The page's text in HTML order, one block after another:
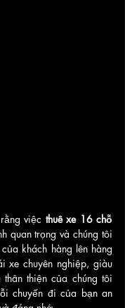
việc thuê xe 16 chỗ
quan trọng và chúng tôi
khách hàng lên hàng
xe chuyên nghiệp, giàu
thân thiện của chúng tôi
chuyến đi của bạn an